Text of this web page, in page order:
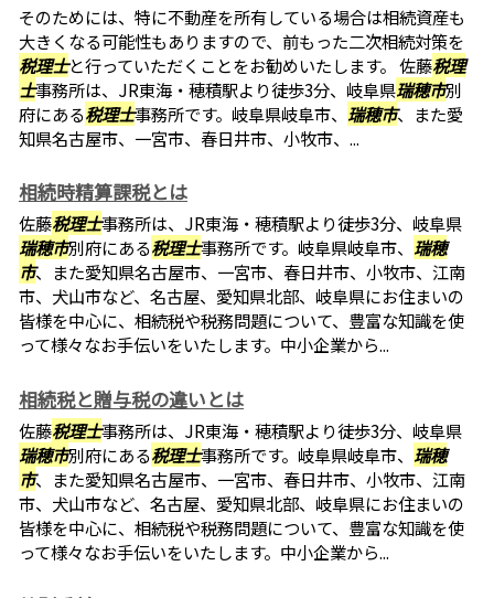
そのためには、特に不動産を所有している場合は相続資産も
大きくなる可能性もありますので、前もった二次相続対策を
税理士と行っていただくことをお勧めいたします。 佐藤税理
士事務所は、JR東海・穂積駅より徒歩3分、岐阜県瑞穂市別
府にある税理士事務所です。岐阜県岐阜市、 瑞穂市、また愛
知県名古屋市、一宮市、春日井市、小牧市、...
相続時精算課税とは
佐藤税理士事務所は、JR東海・穂積駅より徒歩3分、岐阜県
瑞穂市別府にある税理士事務所です。岐阜県岐阜市、 瑞穂
市、また愛知県名古屋市、一宮市、春日井市、小牧市、江南
市、犬山市など、名古屋、愛知県北部、岐阜県にお住まいの
皆様を中心に、相続税や税務問題について、豊富な知識を使
って様々なお手伝いをいたします。中小企業から...
相続税と贈与税の違いとは
佐藤税理士事務所は、JR東海・穂積駅より徒歩3分、岐阜県
瑞穂市別府にある税理士事務所です。岐阜県岐阜市、 瑞穂
市、また愛知県名古屋市、一宮市、春日井市、小牧市、江南
市、犬山市など、名古屋、愛知県北部、岐阜県にお住まいの
皆様を中心に、相続税や税務問題について、豊富な知識を使
って様々なお手伝いをいたします。中小企業から...